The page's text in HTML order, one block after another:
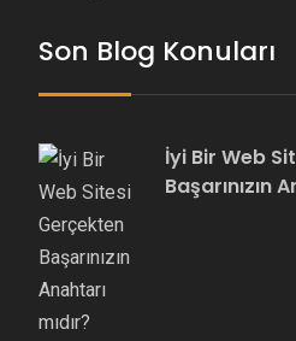
Son Blog Konuları
İyi Bir Web
Başarınızın